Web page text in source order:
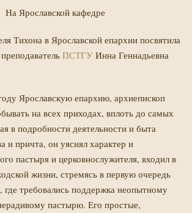
На Ярославской кафедре
Тихона в Ярославской епархии посвятила
ПСТГУ Инна Геннадьевна
Ярославскую епархию, архиепископ
на всех приходах, вплоть до самых
в подробности деятельности и быта
и причта, он уяснял характер и
пастыря и церковно­служителя, входил в
жизни, стремясь в первую очередь
где требовались поддержка неопытному
пастырю. Его простые,